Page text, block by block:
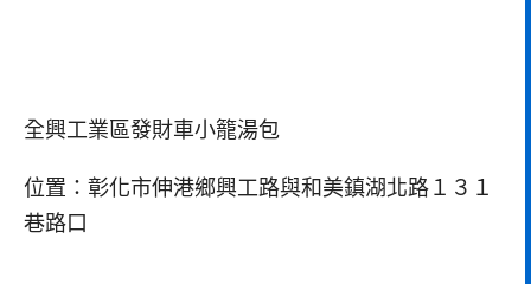
全興工業區發財車小籠湯包
位置：彰化市伸港鄉興工路與和美鎮湖北路１３１
巷路口